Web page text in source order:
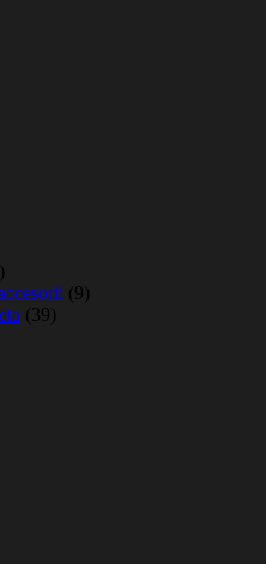
(9)
(39)